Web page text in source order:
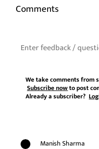
Comments
We take comments from
Subscribe nowto post
Already a subscriber?
Manish Sharma